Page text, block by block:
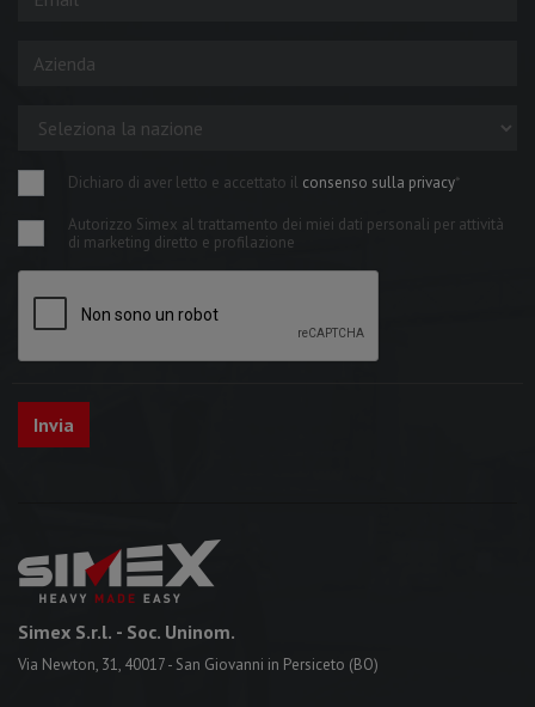
Dichiaro di aver letto e accettato il consenso sulla privacy*
Autorizzo Simex al trattamento dei miei dati personali per attività
di marketing diretto e profilazione
Simex S.r.l. - Soc. Uninom.
Via Newton, 31, 40017 - San Giovanni in Persiceto (BO)